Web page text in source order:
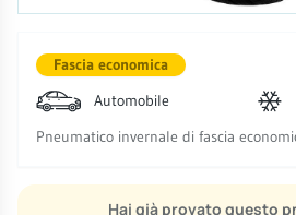
Fascia economica
Automobile
Pneumatico invernale di fascia
Hai già provato questo